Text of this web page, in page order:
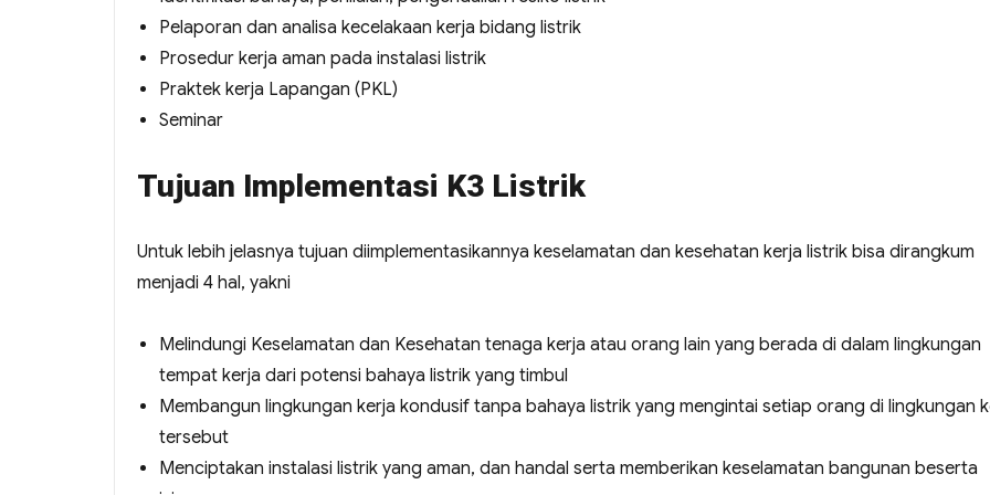
Pelaporan dan analisa kecelakaan kerja bidang listrik
Prosedur kerja aman pada instalasi listrik
Praktek kerja Lapangan (PKL)
Seminar
Tujuan Implementasi K3 Listrik
Untuk lebih jelasnya tujuan diimplementasikannya keselamatan dan kesehatan kerja listrik bisa dirangkum
menjadi 4 hal, yakni
Melindungi Keselamatan dan Kesehatan tenaga kerja atau orang lain yang berada di dalam lingkungan
tempat kerja dari potensi bahaya listrik yang timbul
Membangun lingkungan kerja kondusif tanpa bahaya listrik yang mengintai setiap orang di lingkungan
tersebut
Menciptakan instalasi listrik yang aman, dan handal serta memberikan keselamatan bangunan beserta